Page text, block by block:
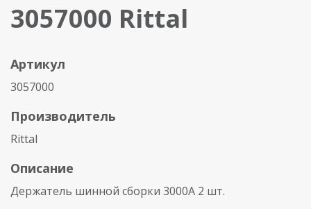
3057000 Rittal
Артикул
3057000
Производитель
Rittal
Описание
Держатель шинной сборки 3000A 2 шт.